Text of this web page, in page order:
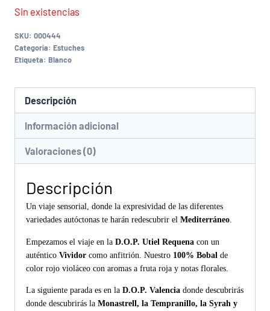
Sin existencias
SKU: 000444
Categoría: Estuches
Etiqueta: Blanco
Descripción
Información adicional
Valoraciones (0)
Descripción
Un viaje sensorial, donde la expresividad de las diferentes
variedades autóctonas te harán redescubrir el Mediterráneo.
Empezamos el viaje en la D.O.P. Utiel Requena con un
auténtico Vividor como anfitrión. Nuestro 100% Bobal de
color rojo violáceo con aromas a fruta roja y notas florales.
La siguiente parada es en la D.O.P. Valencia donde descubrirás
donde descubrirás la Monastrell, la Tempranillo, la Syrah y